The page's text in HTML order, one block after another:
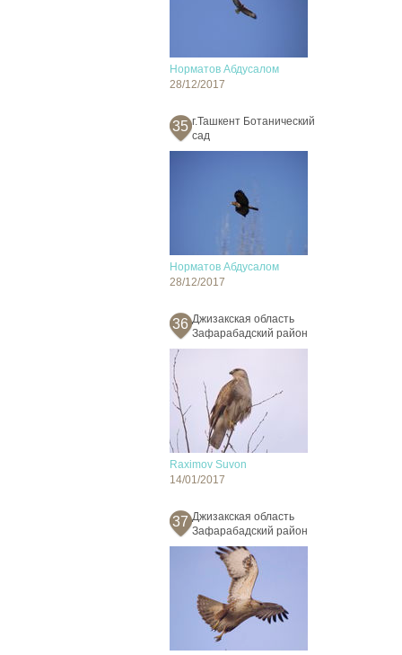
Норматов Абдусалом
28/12/2017
35 г.Ташкент Ботанический
сад
Норматов Абдусалом
28/12/2017
36 Джизакская область
Зафарабадский район
Raximov Suvon
14/01/2017
37 Джизакская область
Зафарабадский район